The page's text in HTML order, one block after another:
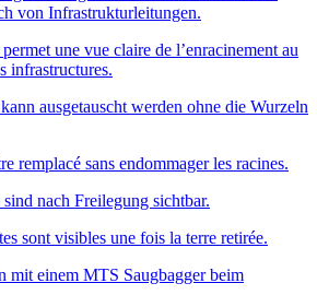
une vue claire de l’enracinement au
infrastructures.
remplacé sans endommager les racines.
sont visibles une fois la terre retirée.